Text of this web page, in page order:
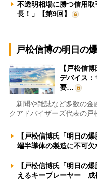
不透明相場に勝つ信用
長！」【第9回】
戸松信博の明日の
【戸松信
デバイス
要…
新聞や雑誌など多数の金
クアドバイザーズ代表の戸
【戸松信博氏「明日の
端半導体の製造に不可
【戸松信博氏「明日の
えるキープレーヤー